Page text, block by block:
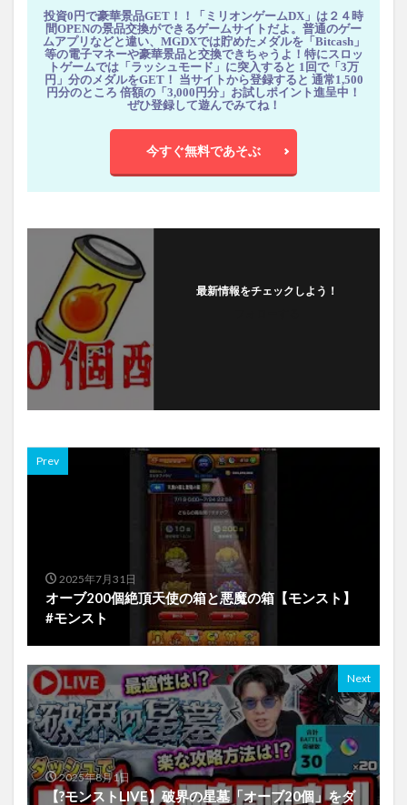
投資0円で豪華景品GET！！「ミリオンゲームDX」は２４時
間OPENの景品交換ができるゲームサイトだよ。普通のゲー
ムアプリなどと違い、MGDXでは貯めたメダルを「Bitcash」
等の電子マネーや豪華景品と交換できちゃうよ！特にスロッ
トゲームでは「ラッシュモード」に突入すると 1回で「3万
円」分のメダルをGET！ 当サイトから登録すると 通常1,500
円分のところ 倍額の「3,000円分」お試しポイント進呈中！
ぜひ登録して遊んでみてね！
今すぐ無料であそぶ
最新情報をチェックしよう！
Prev
2025年7月31日
オーブ200個絶頂天使の箱と悪魔の箱【モンスト】
#モンスト
Next
2025年8月1日
【?モンストLIVE】破界の星墓「オーブ20個」をダ